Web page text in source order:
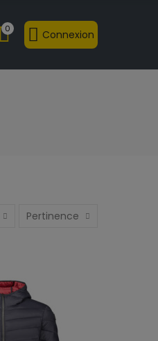
0 Connexion
Pertinence